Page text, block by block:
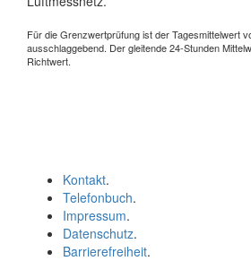
Für die Grenzwertprüfung ist der Tagesmittelwert
ausschlaggebend. Der gleitende 24-Stunden
Richtwert.
Kontakt.
Telefonbuch.
Impressum.
Datenschutz.
Barrierefreiheit.